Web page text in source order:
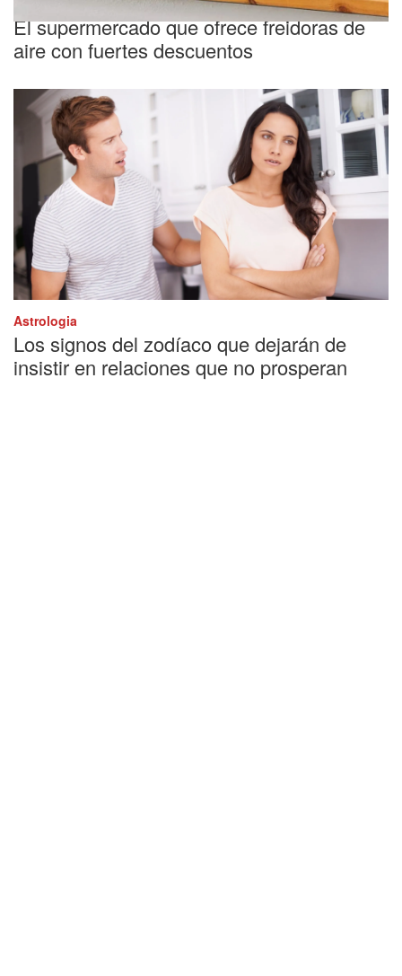
El supermercado que ofrece freidoras de
aire con fuertes descuentos
Astrologia
Los signos del zodíaco que dejarán de
insistir en relaciones que no prosperan